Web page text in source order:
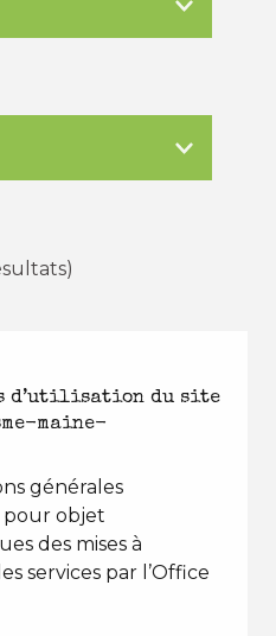
d’utilisation du site
maine-
générales
pour objet
des mises à
services par l’Office